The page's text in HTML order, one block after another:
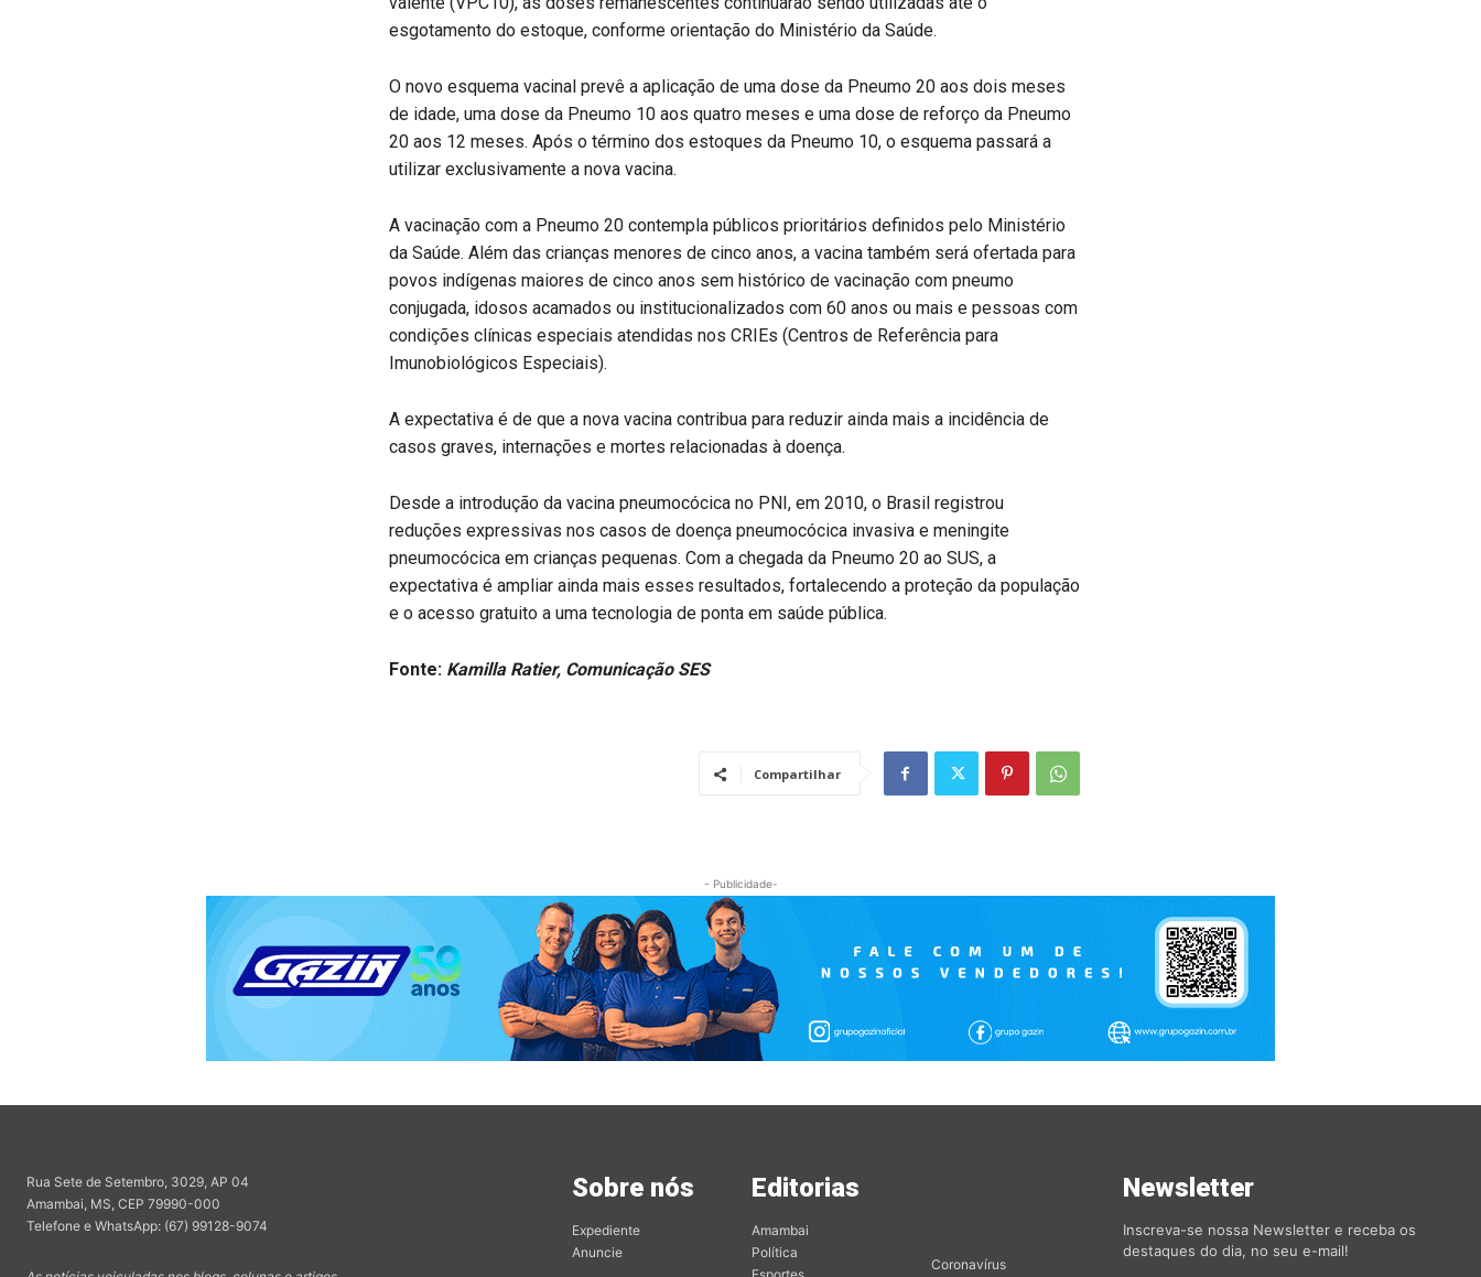
esgotamento do estoque, conforme orientação do Ministério da Saúde.
O novo esquema vacinal prevê a aplicação de uma dose da Pneumo 20 aos dois meses
de idade, uma dose da Pneumo 10 aos quatro meses e uma dose de reforço da Pneumo
20 aos 12 meses. Após o término dos estoques da Pneumo 10, o esquema passará a
utilizar exclusivamente a nova vacina.
A vacinação com a Pneumo 20 contempla públicos prioritários definidos pelo Ministério
da Saúde. Além das crianças menores de cinco anos, a vacina também será ofertada para
povos indígenas maiores de cinco anos sem histórico de vacinação com pneumo
conjugada, idosos acamados ou institucionalizados com 60 anos ou mais e pessoas com
condições clínicas especiais atendidas nos CRIEs (Centros de Referência para
Imunobiológicos Especiais).
A expectativa é de que a nova vacina contribua para reduzir ainda mais a incidência de
casos graves, internações e mortes relacionadas à doença.
Desde a introdução da vacina pneumocócica no PNI, em 2010, o Brasil registrou
reduções expressivas nos casos de doença pneumocócica invasiva e meningite
pneumocócica em crianças pequenas. Com a chegada da Pneumo 20 ao SUS, a
expectativa é ampliar ainda mais esses resultados, fortalecendo a proteção da população
e o acesso gratuito a uma tecnologia de ponta em saúde pública.
Fonte: Kamilla Ratier, Comunicação SES
Compartilhar
- Publicidade-
Rua Sete de Setembro, 3029, AP 04
Amambai, MS, CEP 79990-000
Telefone e WhatsApp: (67) 99128-9074
Sobre nós
Expediente
Anuncie
Editorias
Amambai
Política
Coronavírus
Newsletter
Inscreva-se nossa Newsletter e receba os
destaques do dia, no seu e-mail!